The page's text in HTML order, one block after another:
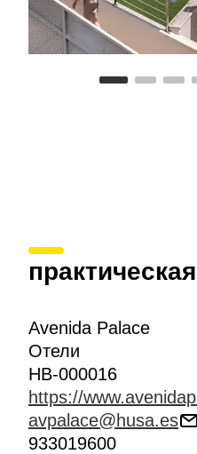
Avenida Palace
Отели
HB-000016
https://
avpalace@husa.es
933019600